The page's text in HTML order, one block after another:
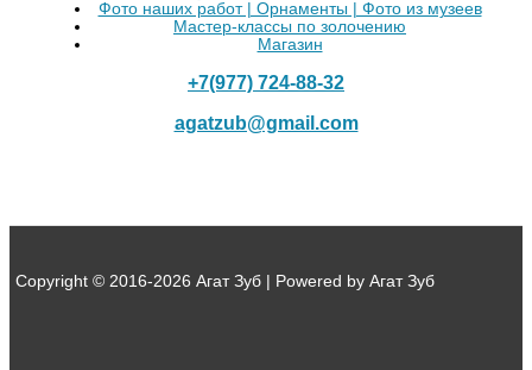
Фото наших работ | Орнаменты | Фото из музеев
Мастер-классы по золочению
Магазин
+7(977) 724-88-32
agatzub@gmail.com
Copyright © 2016-2026 Агат Зуб | Powered by Агат Зуб